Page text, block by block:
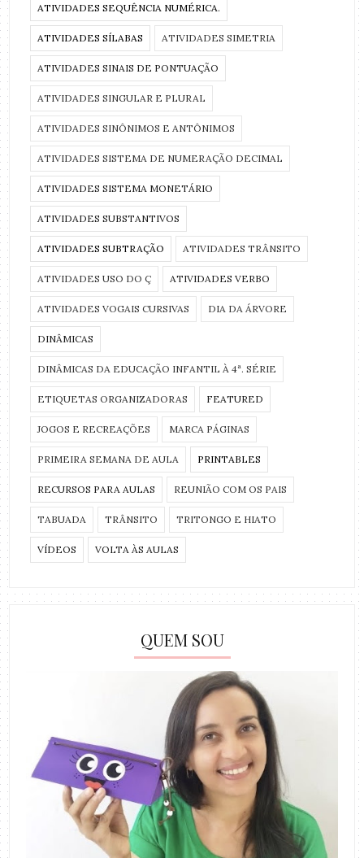
ATIVIDADES SEQUÊNCIA NUMÉRICA.
ATIVIDADES SÍLABAS ATIVIDADES SIMETRIA
ATIVIDADES SINAIS DE PONTUAÇÃO
ATIVIDADES SINGULAR E PLURAL
ATIVIDADES SINÔNIMOS E ANTÔNIMOS
ATIVIDADES SISTEMA DE NUMERAÇÃO DECIMAL
ATIVIDADES SISTEMA MONETÁRIO
ATIVIDADES SUBSTANTIVOS
ATIVIDADES SUBTRAÇÃO ATIVIDADES TRÂNSITO
ATIVIDADES USO DO Ç ATIVIDADES VERBO
ATIVIDADES VOGAIS CURSIVAS DIA DA ÁRVORE
DINÂMICAS
DINÂMICAS DA EDUCAÇÃO INFANTIL À 4ª. SÉRIE
ETIQUETAS ORGANIZADORAS FEATURED
JOGOS E RECREAÇÕES MARCA PÁGINAS
PRIMEIRA SEMANA DE AULA PRINTABLES
RECURSOS PARA AULAS REUNIÃO COM OS PAIS
TABUADA TRÂNSITO TRITONGO E HIATO
VÍDEOS VOLTA ÀS AULAS
QUEM SOU